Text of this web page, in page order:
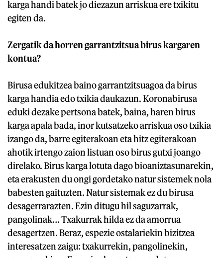
karga handi batek jo diezazun arriskua ere txikitu
egiten da.
Zergatik da horren garrantzitsua birus kargaren
kontua?
Birusa edukitzea baino garrantzitsuagoa da birus
karga handia edo txikia daukazun. Koronabirusa
eduki dezake pertsona batek, baina, haren birus
karga apala bada, inor kutsatzeko arriskua oso txikia
izango da, barre egiterakoan eta hitz egiterakoan
ahotik irtengo zaion listuan oso birus gutxi joango
direlako. Birus karga lotuta dago bioaniztasunarekin,
eta erakusten du ongi gordetako natur sistemek nola
babesten gaituzten. Natur sistemak ez du birusa
desagerrarazten. Ezin ditugu hil saguzarrak,
pangolinak… Txakurrak hilda ez da amorrua
desagertzen. Beraz, espezie ostalariekin bizitzea
interesatzen zaigu: txakurrekin, pangolinekin,